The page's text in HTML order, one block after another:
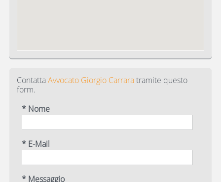
ContattaAvvocato Giorgio Carraratramite questo
form.
* Nome
* E-Mail
* Messaggio